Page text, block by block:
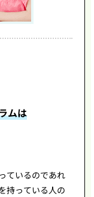
ムは
ているのであれ
持っている人の